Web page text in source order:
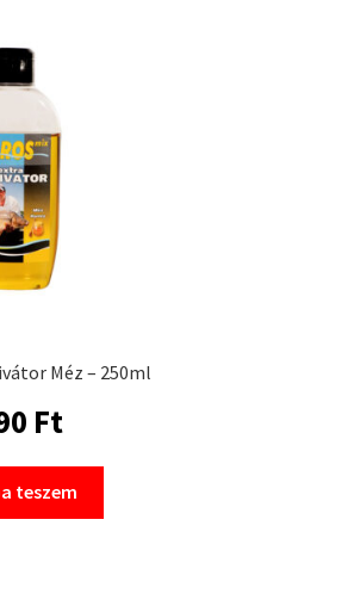
Méz – 250ml
Ft
teszem